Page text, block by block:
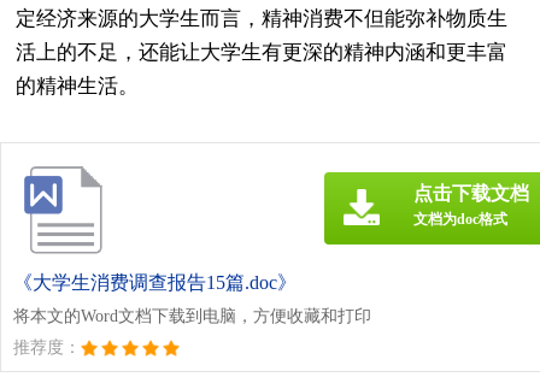
定经济来源的大学生而言，精神消费不但能弥补物质生
活上的不足，还能让大学生有更深的精神内涵和更丰富
的精神生活。
《大学生消费调查报告15篇.doc》
将本文的Word文档下载到电脑，方便收藏和打印
推荐度：
点击下载文档
文档为doc格式